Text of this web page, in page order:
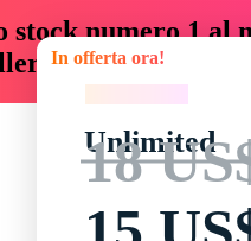
stock numero 1
risorse creative
In offerta ora!
Unlimited
18